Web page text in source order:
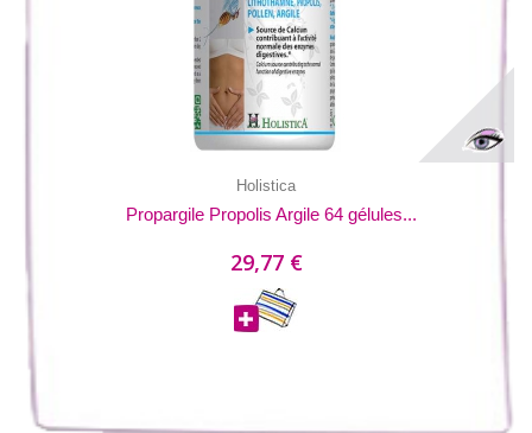
Holistica
Propargile Propolis Argile 64 gélules...
29,77 €